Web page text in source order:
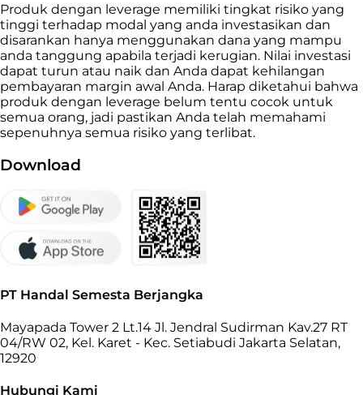
Produk dengan leverage memiliki tingkat risiko yang
tinggi terhadap modal yang anda investasikan dan
disarankan hanya menggunakan dana yang mampu
anda tanggung apabila terjadi kerugian. Nilai investasi
dapat turun atau naik dan Anda dapat kehilangan
pembayaran margin awal Anda. Harap diketahui bahwa
produk dengan leverage belum tentu cocok untuk
semua orang, jadi pastikan Anda telah memahami
sepenuhnya semua risiko yang terlibat.
Download
PT Handal Semesta Berjangka
Mayapada Tower 2 Lt.14 Jl. Jendral Sudirman Kav.27 RT
04/RW 02, Kel. Karet - Kec. Setiabudi Jakarta Selatan,
12920
Hubungi Kami